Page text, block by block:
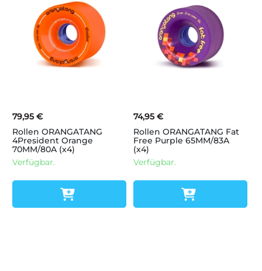
79,95 €
Rollen ORANGATANG
4President Orange
70MM/80A (x4)
Verfügbar.
74,95 €
Rollen ORANGATANG Fat
Free Purple 65MM/83A
(x4)
Verfügbar.